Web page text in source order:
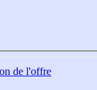
de l'offre